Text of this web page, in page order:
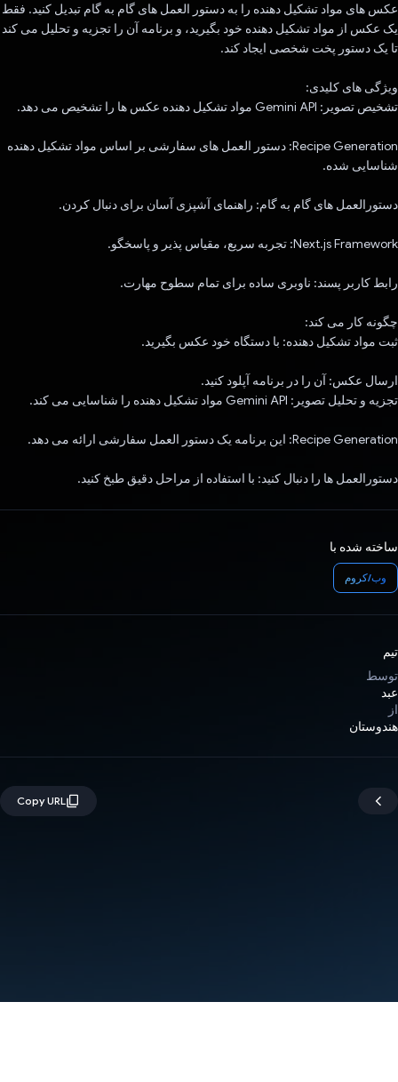
عکس های مواد تشکیل دهنده را به دستور العمل های گام به گام تبدیل کنید. فقط
یک عکس از مواد تشکیل دهنده خود بگیرید، و برنامه آن را تجزیه و تحلیل می کند
تا یک دستور پخت شخصی ایجاد کند.
ویژگی های کلیدی:
تشخیص تصویر: Gemini API مواد تشکیل دهنده عکس ها را تشخیص می دهد.
Recipe Generation: دستور العمل های سفارشی بر اساس مواد تشکیل دهنده
شناسایی شده.
دستورالعمل های گام به گام: راهنمای آشپزی آسان برای دنبال کردن.
Next.js Framework: تجربه سریع، مقیاس پذیر و پاسخگو.
رابط کاربر پسند: ناوبری ساده برای تمام سطوح مهارت.
چگونه کار می کند:
ثبت مواد تشکیل دهنده: با دستگاه خود عکس بگیرید.
ارسال عکس: آن را در برنامه آپلود کنید.
تجزیه و تحلیل تصویر: Gemini API مواد تشکیل دهنده را شناسایی می کند.
Recipe Generation: این برنامه یک دستور العمل سفارشی ارائه می دهد.
دستورالعمل ها را دنبال کنید: با استفاده از مراحل دقیق طبخ کنید.
ساخته شده با
وب/کروم
تیم
توسط
عبد
از
هندوستان